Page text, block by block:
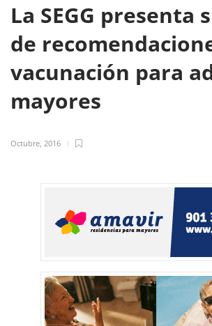
La SEGG presenta
de
vacunación para
mayores
Octubre, 2016